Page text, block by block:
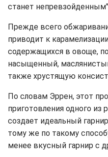
станет
Прежде всего
приводит к
содержащихся в овоще,
насыщенный,
также хрустящую
По словам Эррен, этот
приготовления одного
создает идеальный
тому же по такому
менее вкусный гарнир с